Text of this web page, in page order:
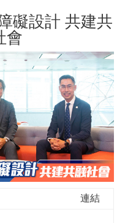
礙設計 共建共
會
連結